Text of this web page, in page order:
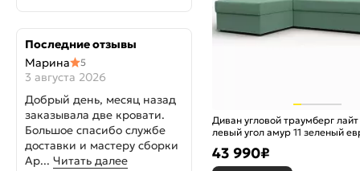
Последние отзывы
Марина
5
3 августа 2026
Добрый день, месяц назад
заказывала две кровати.
Большое спасибо службе
доставки и мастеру сборки
Ар... Читать далее
Диван угловой траумберг
левый угол амур 11 зеленый
43 990₽